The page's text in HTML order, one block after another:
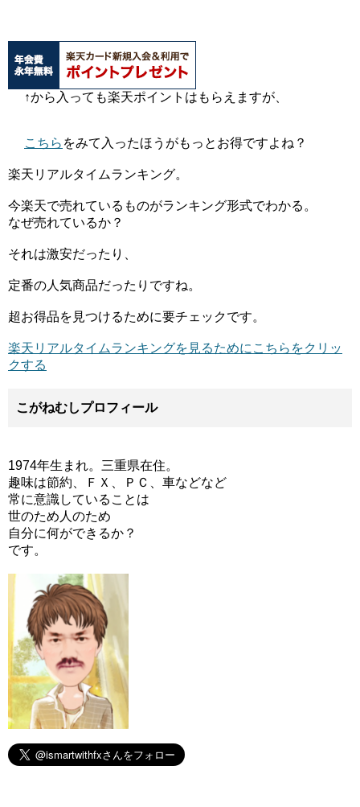
↑から入っても楽天ポイントはもらえますが、
こちら をみて入ったほうがもっとお得ですよね？
楽天リアルタイムランキング。
今楽天で売れているものがランキング形式でわかる。
なぜ売れているか？
それは激安だったり、
定番の人気商品だったりですね。
超お得品を見つけるために要チェックです。
楽天リアルタイムランキングを見るためにこちらをクリッ
クする
こがねむしプロフィール
1974年生まれ。三重県在住。
趣味は節約、ＦＸ、ＰＣ、車などなど
常に意識していることは
世のため人のため
自分に何ができるか？
です。